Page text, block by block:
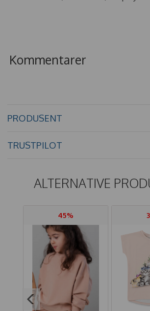
Kommentarer
PRODUSENT
TRUSTPILOT
ALTERNATIVE
45%